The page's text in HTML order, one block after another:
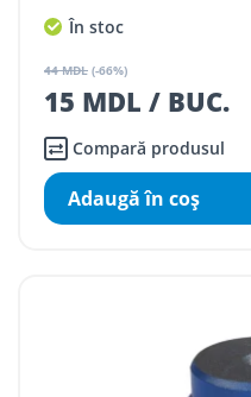
În stoc
44 MDL (-66%)
15 MDL / BUC.
Compară produsul
Adaugă în coş